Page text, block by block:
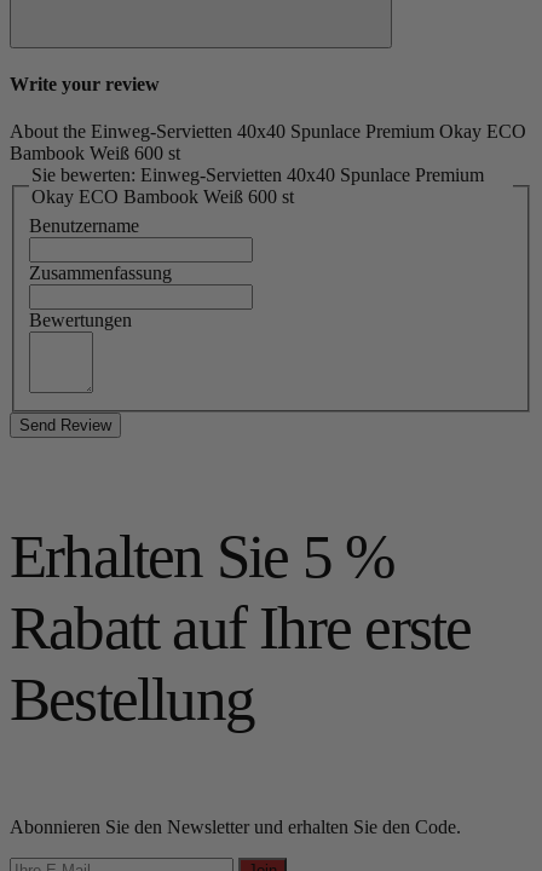
Write your review
About the Einweg-Servietten 40x40 Spunlace Premium Okay ECO
Bambook Weiß 600 st
Sie bewerten: Einweg-Servietten 40x40 Spunlace Premium
Okay ECO Bambook Weiß 600 st
Benutzername
Zusammenfassung
Bewertungen
Send Review
Erhalten Sie 5 %
Rabatt auf Ihre erste
Bestellung
Abonnieren Sie den Newsletter und erhalten Sie den Code.